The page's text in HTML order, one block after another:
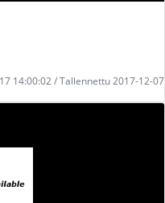
14:00:02 / Tallennettu 2017-12-07